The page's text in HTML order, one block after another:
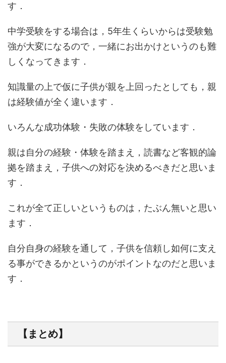
す．
中学受験をする場合は，5年生くらいからは受験勉
強が大変になるので，一緒にお出かけというのも難
しくなってきます．
知識量の上で仮に子供が親を上回ったとしても，親
は経験値が全く違います．
いろんな成功体験・失敗の体験をしています．
親は自分の経験・体験を踏まえ，読書など客観的論
拠を踏まえ
，子供への対応を決めるべきだと思いま
す．
これが全て正しいというものは，たぶん無いと思い
ます．
自分自身の経験を通して，子供を信頼し如何に支え
る事ができるかというのがポイントなのだと思いま
す．
【まとめ】